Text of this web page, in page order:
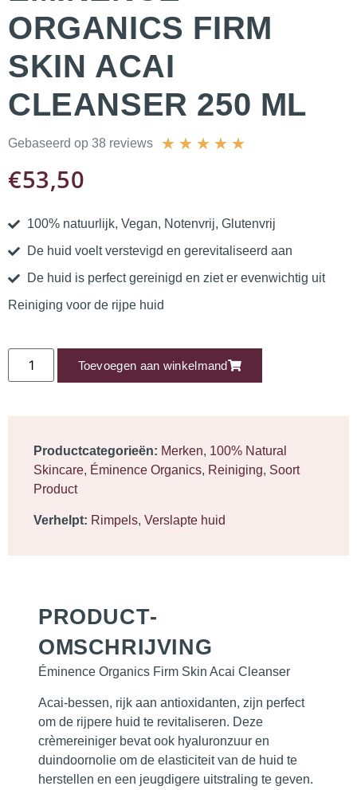
ORGANICS FIRM
SKIN ACAI
CLEANSER 250 ML
Gebaseerd op 38 reviews ★ ★ ★ ★ ★
€53,50
100% natuurlijk, Vegan, Notenvrij, Glutenvrij
De huid voelt verstevigd en gerevitaliseerd aan
De huid is perfect gereinigd en ziet er evenwichtig uit
Reiniging voor de rijpe huid
Toevoegen aan winkelmand
Productcategorieën: Merken, 100% Natural
Skincare, Éminence Organics, Reiniging, Soort
Product
Verhelpt: Rimpels, Verslapte huid
PRODUCT­
OMSCHRIJVING
Éminence Organics Firm Skin Acai Cleanser
Acai-bessen, rijk aan antioxidanten, zijn perfect
om de rijpere huid te revitaliseren. Deze
crèmereiniger bevat ook hyaluronzuur en
duindoornolie om de elasticiteit van de huid te
herstellen en een jeugdigere uitstraling te geven.